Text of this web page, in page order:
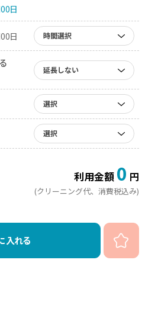
日
日 時間選択
延長しない
選択
選択
利用金額 0 円
(クリーニング代、消費税込み)
入れる